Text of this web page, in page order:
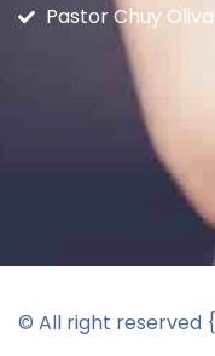
Pastor Chuy
© All right reserved